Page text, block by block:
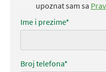
upoznat sam sa
Ime i prezime*
Broj telefona*